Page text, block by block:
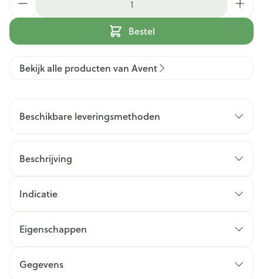
Bestel
Bekijk alle producten van Avent
Beschikbare leveringsmethoden
Beschrijving
Indicatie
Eigenschappen
Gegevens